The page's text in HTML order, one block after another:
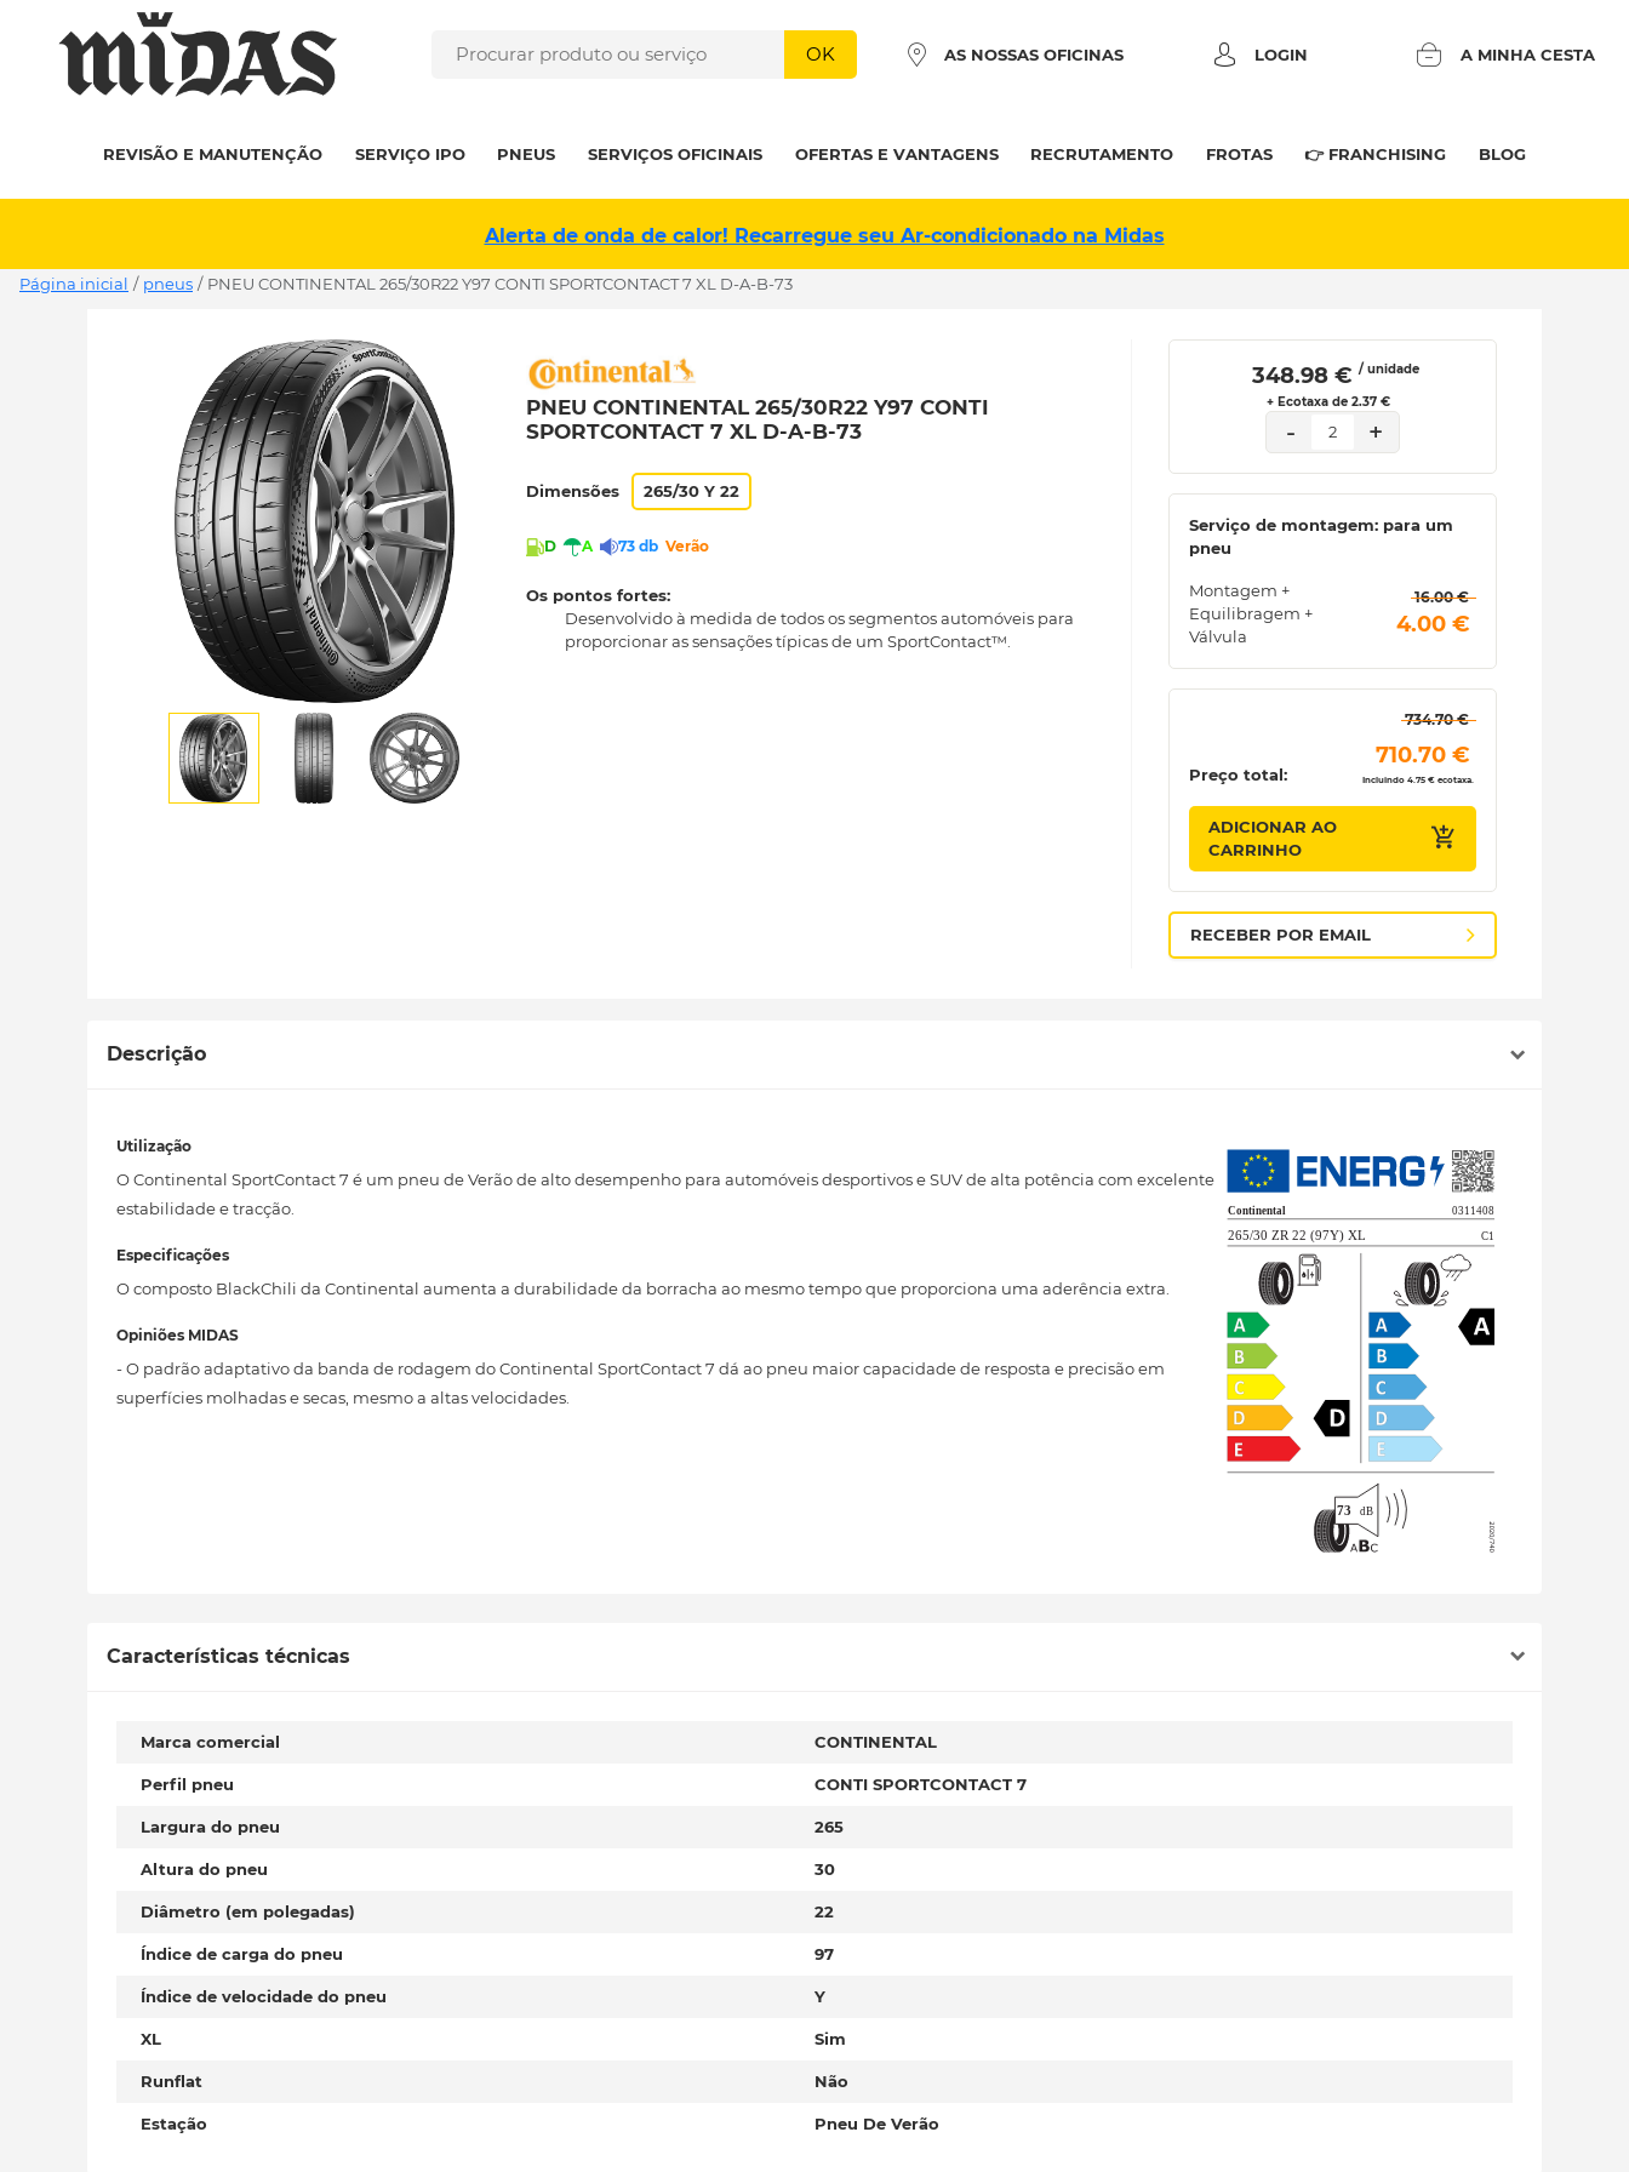
OK AS NOSSAS OFICINAS LOGIN A MINHA CESTA
REVISÃO E MANUTENÇÃO SERVIÇO IPO PNEUS SERVIÇOS OFICINAIS OFERTAS E VANTAGENS RECRUTAMENTO FROTAS 👉 FRANCHISING BLOG
Alerta de onda de calor! Recarregue seu Ar-condicionado na Midas
Página inicial / pneus / PNEU CONTINENTAL 265/30R22 Y97 CONTI SPORTCONTACT 7 XL D-A-B-73
PNEU CONTINENTAL 265/30R22 Y97 CONTI
SPORTCONTACT 7 XL D-A-B-73
Dimensões 265/30 Y 22
D A 73 db Verão
Os pontos fortes:
Desenvolvido à medida de todos os segmentos automóveis para
proporcionar as sensações típicas de um SportContact™.
348.98 € / unidade
+ Ecotaxa de 2.37 €
- 2 +
Serviço de montagem: para um
pneu
Montagem +
Equilibragem +
Válvula
16.00 €
4.00 €
Preço total:
734.70 €
710.70 €
Incluindo 4.75 € ecotaxa.
ADICIONAR AO
CARRINHO
RECEBER POR EMAIL
Descrição
Utilização
O Continental SportContact 7 é um pneu de Verão de alto desempenho para automóveis desportivos e SUV de alta potência com excelente
estabilidade e tracção.
Especificações
O composto BlackChili da Continental aumenta a durabilidade da borracha ao mesmo tempo que proporciona uma aderência extra.
Opiniões MIDAS
- O padrão adaptativo da banda de rodagem do Continental SportContact 7 dá ao pneu maior capacidade de resposta e precisão em
superfícies molhadas e secas, mesmo a altas velocidades.
Características técnicas
Marca comercial CONTINENTAL
Perfil pneu CONTI SPORTCONTACT 7
Largura do pneu 265
Altura do pneu 30
Diâmetro (em polegadas) 22
Índice de carga do pneu 97
Índice de velocidade do pneu Y
XL Sim
Runflat Não
Estação Pneu De Verão